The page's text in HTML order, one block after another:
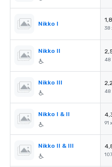
Nikko I
38
Nikko II
48
Nikko III
48
Nikko I & II
91
Nikko II & III